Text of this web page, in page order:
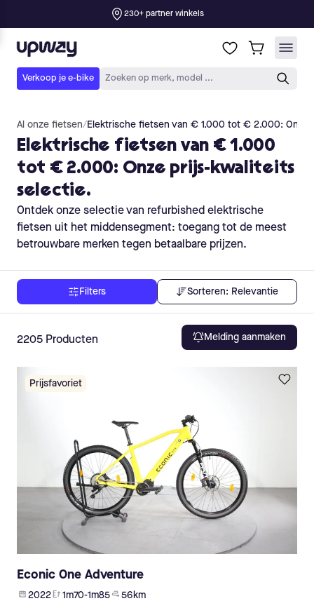
Al onze fietsen/Elektrische fietsen van € 1.000 tot € 2.000: Onze
Elektrische fietsen van € 1.000
tot € 2.000: Onze prijs-kwaliteits
selectie.
Ontdek onze selectie van refurbished elektrische
fietsen uit het middensegment: toegang tot de meest
betrouwbare merken tegen betaalbare prijzen.
Filters Sorteren: Relevantie
2205 Producten Melding aanmaken
Prijsfavoriet
Econic One Adventure
2022 1m70-1m85 56 km